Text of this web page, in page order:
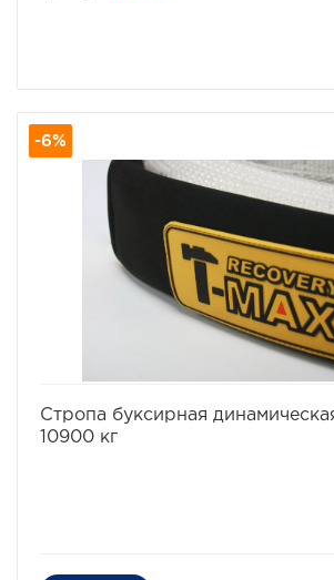
-6%
Стропа буксирная
10900 кг